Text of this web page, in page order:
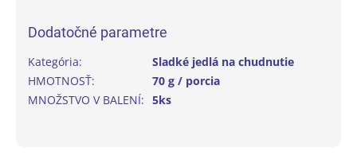
Dodatočné parametre
Kategória:
Sladké jedlá na chudnutie
HMOTNOSŤ:
70 g / porcia
MNOŽSTVO V BALENÍ: 5ks